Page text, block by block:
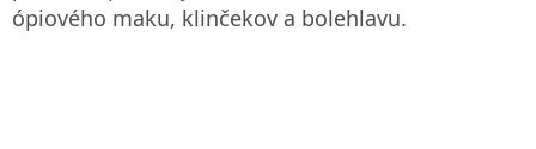
ópiového maku, klinčekov a bolehlavu.